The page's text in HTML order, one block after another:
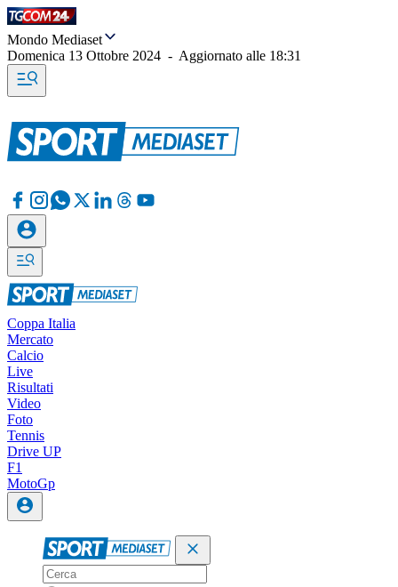
Mondo Mediaset
Domenica 13 Ottobre 2024 - Aggiornato alle 18:31
Coppa Italia
Mercato
Calcio
Live
Risultati
Video
Foto
Tennis
Drive UP
F1
MotoGp